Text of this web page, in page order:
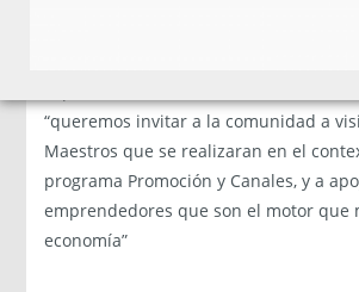
“queremos invitar a la comunidad a
Maestros que se realizaran en el
programa Promoción y Canales, y a
emprendedores que son el motor que
economía”